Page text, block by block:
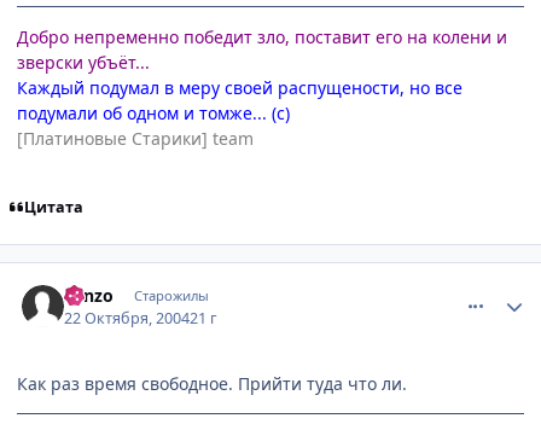
Добро непременно победит зло, поставит его на колени и
зверски убъёт...
Каждый подумал в меру своей распущености, но все
подумали об одном и томже... (с)
[Платиновые Старики] team
Цитата
Sanzo Старожилы
22 Октября, 200421 г
Как раз время свободное. Прийти туда что ли.